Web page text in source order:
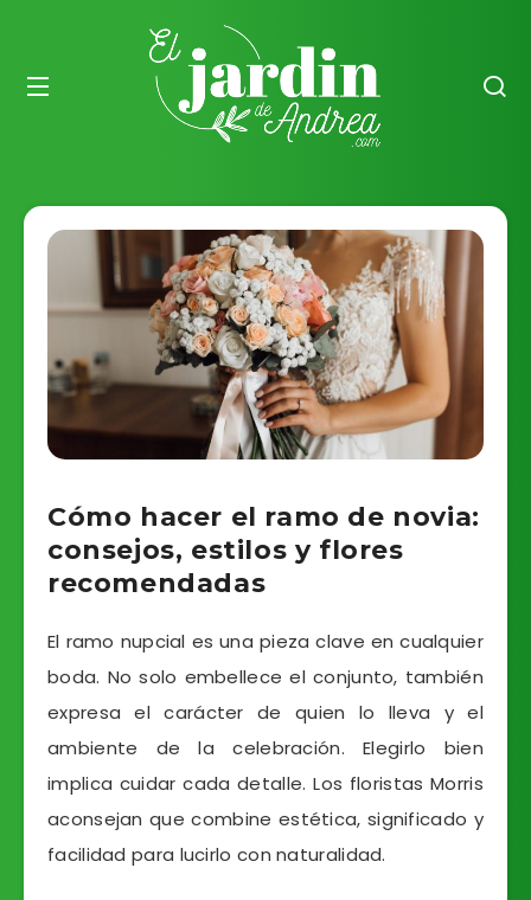
Cómo hacer el ramo de novia:
consejos, estilos y flores
recomendadas
El ramo nupcial es una pieza clave en cualquier
boda. No solo embellece el conjunto, también
expresa el carácter de quien lo lleva y el
ambiente de la celebración. Elegirlo bien
implica cuidar cada detalle. Los floristas Morris
aconsejan que combine estética, significado y
facilidad para lucirlo con naturalidad.